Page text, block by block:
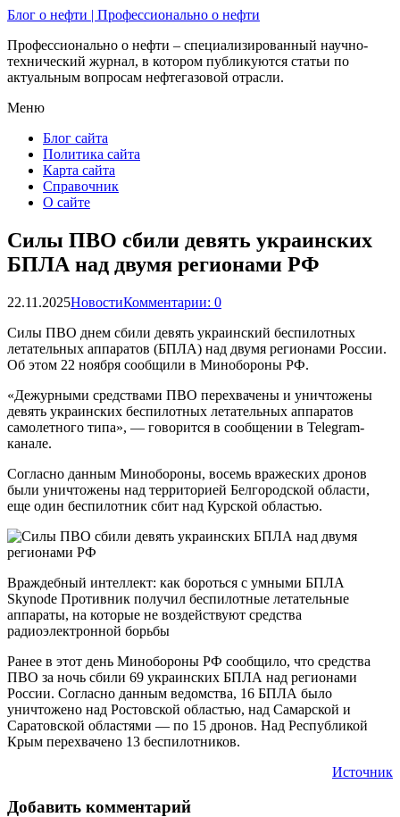
Блог о нефти | Профессионально о нефти
Профессионально о нефти – специализированный научно-
технический журнал, в котором публикуются статьи по
актуальным вопросам нефтегазовой отрасли.
Меню
Блог сайта
Политика сайта
Карта сайта
Справочник
О сайте
Силы ПВО сбили девять украинских
БПЛА над двумя регионами РФ
22.11.2025НовостиКомментарии: 0
Силы ПВО днем сбили девять украинский беспилотных
летательных аппаратов (БПЛА) над двумя регионами России.
Об этом 22 ноября сообщили в Минобороны РФ.
«Дежурными средствами ПВО перехвачены и уничтожены
девять украинских беспилотных летательных аппаратов
самолетного типа», — говорится в сообщении в Telegram-
канале.
Согласно данным Минобороны, восемь вражеских дронов
были уничтожены над территорией Белгородской области,
еще один беспилотник сбит над Курской областью.
Враждебный интеллект: как бороться с умными БПЛА
Skynode Противник получил беспилотные летательные
аппараты, на которые не воздействуют средства
радиоэлектронной борьбы
Ранее в этот день Минобороны РФ сообщило, что средства
ПВО за ночь сбили 69 украинских БПЛА над регионами
России. Согласно данным ведомства, 16 БПЛА было
уничтожено над Ростовской областью, над Самарской и
Саратовской областями — по 15 дронов. Над Республикой
Крым перехвачено 13 беспилотников.
Источник
Добавить комментарий